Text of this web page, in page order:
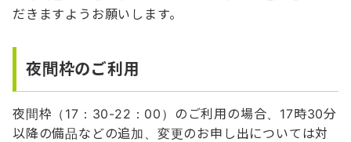
だきますようお願いします。
夜間枠のご利用
夜間枠（17：30-22：00）のご利用の場合、17時30分
以降の備品などの追加、変更のお申し出については対